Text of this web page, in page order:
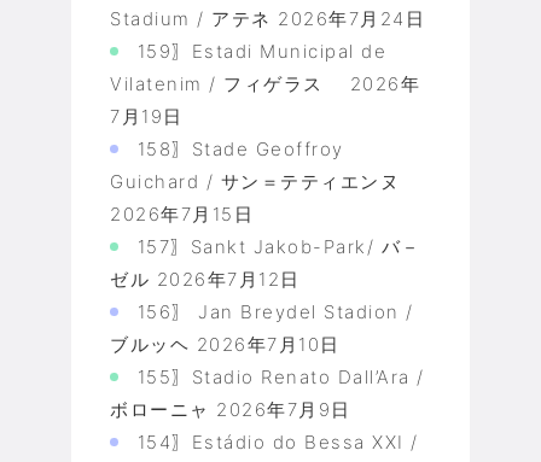
Stadium / アテネ 2026年7月24日
159〗Estadi Municipal de
Vilatenim / フィゲラス
2026年
7月19日
158〗Stade Geoffroy
Guichard / サン＝テティエンヌ
2026年7月15日
157〗Sankt Jakob-Park/ バ－
ゼル 2026年7月12日
156〗 Jan Breydel Stadion /
ブルッヘ 2026年7月10日
155〗Stadio Renato Dall’Ara /
ボローニャ 2026年7月9日
154〗Estádio do Bessa XXI /